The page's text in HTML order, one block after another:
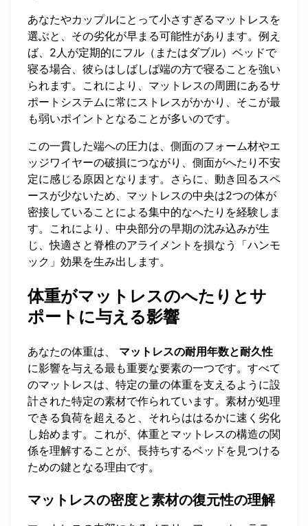
あなたやカップルにとって小さすぎるマットレスを
選ぶと、その劣化が早まる可能性があります。例え
ば、2人が定期的にフル（またはダブル）ベッドで
寝る場合、彼らはしばしば端の方で寝ることを強い
られます。これにより、マットレスの周囲にあるサ
ポートシステムに常にストレスがかかり、そこが最
も弱いポイントとなることが多いのです。
この一貫した端への圧力は、側面のフォーム材やエ
ッジワイヤーの破損につながり、側面がへたり不安
定に感じる原因となります。さらに、動き回るスペ
ースが少ないため、マットレスの中央は2つの体が
密接していることによる集中的なへたりを経験しま
す。これにより、中央部分の早期の沈み込みが生
じ、快適さと脊椎のアライメントを損なう「ハンモ
ック」効果を生み出します。
体重がマットレスのへたりとサ
ポートに与える影響
あなたの体重は、 マットレスの耐用年数と耐久性
に影響を与える最も重要な要素の一つです。すべて
のマットレスは、特定の量の体重を支えるように設
計された特定の素材で作られています。素材が処理
できる負荷を超えると、それらははるかに速く劣化
し始めます。これが、体重とマットレスの構造の関
係を理解することが、長持ちするベッドを見つける
ための鍵となる理由です。
マットレスの密度と素材の復元性の理解